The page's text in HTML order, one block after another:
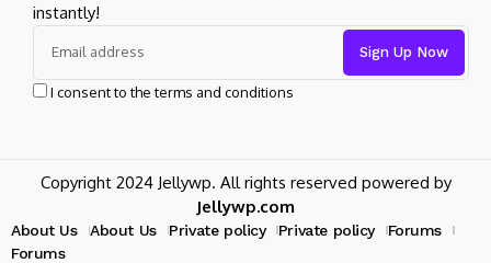
instantly!
I consent to the terms and conditions
Copyright 2024 Jellywp. All rights reserved powered by
Jellywp.com
About Us About Us Private policy Private policy
Forums
Forums